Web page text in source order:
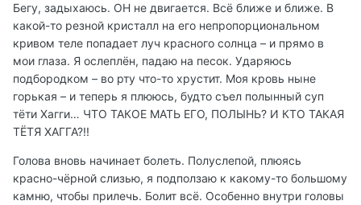
Бегу, задыхаюсь. ОН не двигается. Всё ближе и ближе. В
какой-то резной кристалл на его непропорциональном
кривом теле попадает луч красного солнца – и прямо в
мои глаза. Я ослеплён, падаю на песок. Ударяюсь
подбородком – во рту что-то хрустит. Моя кровь ныне
горькая – и теперь я плююсь, будто съел полынный суп
тёти Хагги… ЧТО ТАКОЕ МАТЬ ЕГО, ПОЛЫНЬ? И КТО ТАКАЯ
ТЁТЯ ХАГГА?!!
Голова вновь начинает болеть. Полуслепой, плюясь
красно-чёрной слизью, я подползаю к какому-то большому
камню, чтобы прилечь. Болит всё. Особенно внутри головы